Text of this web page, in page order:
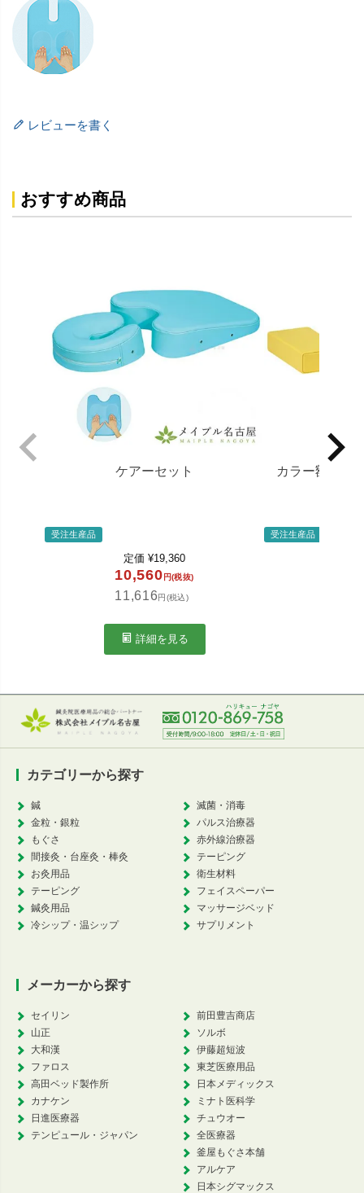
レビューを書く
おすすめ商品
ケアーセット
受注生産品
定価 ¥19,360
10,560 円(税抜)
11,616円(税込)
詳細を見る
カラー額マ
受注生産品
カテゴリーから探す
鍼
金粒・銀粒
もぐさ
間接灸・台座灸・棒灸
お灸用品
テーピング
鍼灸用品
冷シップ・温シップ
滅菌・消毒
パルス治療器
赤外線治療器
テーピング
衛生材料
フェイスペーパー
マッサージベッド
サプリメント
メーカーから探す
セイリン
山正
大和漢
ファロス
高田ベッド製作所
カナケン
日進医療器
テンピュール・ジャパン
前田豊吉商店
ソルボ
伊藤超短波
東芝医療用品
日本メディックス
ミナト医科学
チュウオー
全医療器
釜屋もぐさ本舗
アルケア
日本シグマックス